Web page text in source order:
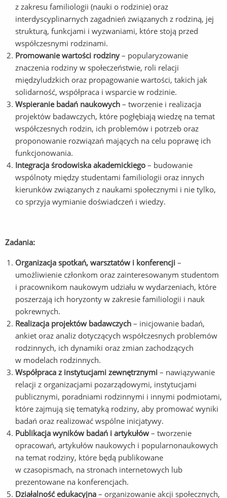
z zakresu familiologii (nauki o rodzinie) oraz
interdyscyplinarnych zagadnień związanych z rodziną, jej
strukturą, funkcjami i wyzwaniami, które stoją przed
współczesnymi rodzinami.
Promowanie wartości rodziny– popularyzowanie
znaczenia rodziny w społeczeństwie, roli relacji
międzyludzkich oraz propagowanie wartości, takich jak
solidarność, współpraca i wsparcie w rodzinie.
Wspieranie badań naukowych – tworzenie i realizacja
projektów badawczych, które pogłębiają wiedzę na temat
współczesnych rodzin, ich problemów i potrzeb oraz
proponowanie rozwiązań mających na celu poprawę ich
funkcjonowania.
Integracja środowiska akademickiego – budowanie
wspólnoty między studentami familiologii oraz innych
kierunków związanych z naukami społecznymi i nie tylko,
co sprzyja wymianie doświadczeń i wiedzy.
Zadania:
Organizacja spotkań, warsztatów i konferencji –
umożliwienie członkom oraz zainteresowanym studentom
i pracownikom naukowym udziału w wydarzeniach, które
poszerzają ich horyzonty w zakresie familiologii i nauk
pokrewnych.
Realizacja projektów badawczych – inicjowanie badań,
ankiet oraz analiz dotyczących współczesnych problemów
rodzinnych, ich dynamiki oraz zmian zachodzących
w modelach rodzinnych.
Współpraca z instytucjami zewnętrznymi – nawiązywanie
relacji z organizacjami pozarządowymi, instytucjami
publicznymi, poradniami rodzinnymi i innymi podmiotami,
które zajmują się tematyką rodziny, aby promować wyniki
badań oraz realizować wspólne inicjatywy.
Publikacja wyników badań i artykułów – tworzenie
opracowań, artykułów naukowych i popularnonaukowych
na temat rodziny, które będą publikowane
w czasopismach, na stronach internetowych lub
prezentowane na konferencjach.
Działalność edukacyjna – organizowanie akcji społecznych,